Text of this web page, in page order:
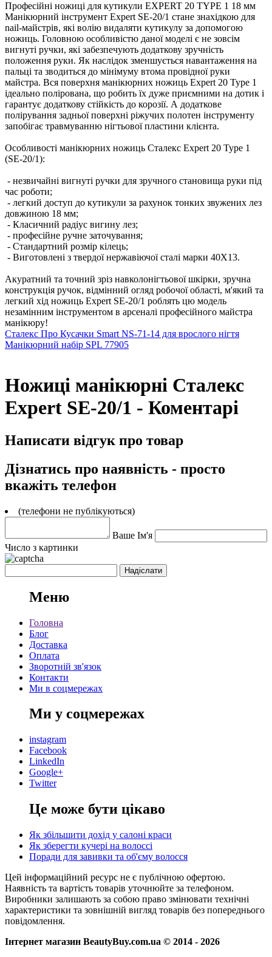
Професійні ножиці для кутикули EXPERT 20 TYPE 1 18 мм
Манікюрний інструмент Expert SE-20/1 стане знахідкою для
nail-майстрів, які волію видаляти кутикулу за допомогою
ножиць. Головною особливістю даної моделі є не зовсім
вигнуті ручки, які забезпечують додаткову зручність
положення руки. Як наслідок зменшується навантаження на
пальці та зводиться до мінімуму втома провідної руки
майстра. Вся поверхня манікюрних ножиць Expert 20 Type 1
ідеально полірована, що робить їх дуже приємними на дотик і
гарантує додаткову стійкість до корозії. А додаткове
полірування задньої поверхні ріжучих полотен інструменту
запобігає травмуванню нігтьової пластини клієнта.
Особливості манікюрних ножиць Сталекс Expert 20 Type 1
(SE-20/1):
- незвичайні вигнуті ручки для зручного становища руки під
час роботи;
- легкий доступ до кутикули за рахунок тонких звужених лез
довжиною 18 мм;
- Класичний радіус вигину лез;
- професійне ручне заточування;
- Стандартний розмір кілець;
- Виготовлені з твердої нержавіючої сталі марки 40Х13.
Акуратний та точний зріз навколонігтьової шкірки, зручна
конструкція ручок, відмінний огляд робочої області, м'який та
легкий хід ножиць Expert SE-20/1 роблять цю модель
незамінним інструментом в арсеналі професійного майстра
манікюру!
Сталекс Про Кусачки Smart NS-71-14 для врослого нігтя
Манікюрний набір SPL 77905
Ножиці манікюрні Сталекс
Expert SE-20/1 - Коментарі
Написати відгук про товар
Дізнатись про наявність - просто
вкажіть телефон
(телефони не публікуються)
Ваше Ім'я
Число з картинки
Меню
Головна
Блог
Доставка
Оплата
Зворотній зв'язок
Контакти
Ми в соцмережах
Ми у соцмережах
instagram
Facebook
LinkedIn
Google+
Twitter
Це може бути цікаво
Як збільшити дохід у салоні краси
Як зберегти кучері на волоссі
Поради для завивки та об'єму волосся
Цей інформаційний ресурс не є публічною офертою.
Наявність та вартість товарів уточнюйте за телефоном.
Виробники залишають за собою право змінювати технічні
характеристики та зовнішній вигляд товарів без попереднього
повідомлення.
Інтернет магазин BeautyBuy.com.ua © 2014 - 2026